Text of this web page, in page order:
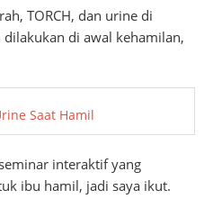
TORCH, dan urine di
di awal kehamilan,
Saat Hamil
interaktif yang
ibu hamil, jadi saya ikut.